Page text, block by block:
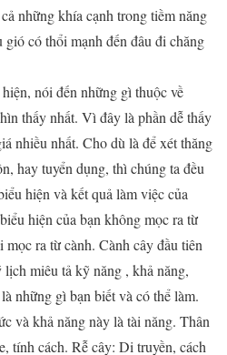
những khía cạnh trong tiềm năng
có thổi mạnh đến đâu đi chăng
nói đến những gì thuộc về
thấy nhất. Vì đây là phần dễ thấy
nhiều nhất. Cho dù là để xét thăng
hay tuyển dụng, thì chúng ta đều
hiện và kết quả làm việc của
hiện của bạn không mọc ra từ
ra từ cành. Cành cây đầu tiên
miêu tả kỹ năng , khả năng,
những gì bạn biết và có thể làm.
và khả năng này là tài năng. Thân
tính cách. Rễ cây: Di truyền, cách